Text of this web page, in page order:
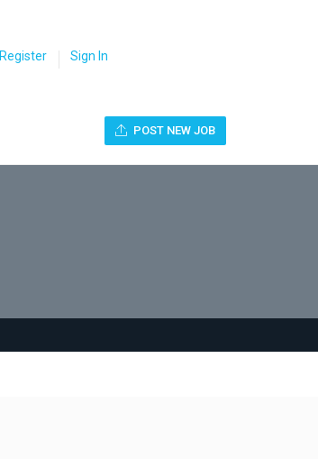
Register Sign In
POST NEW JOB